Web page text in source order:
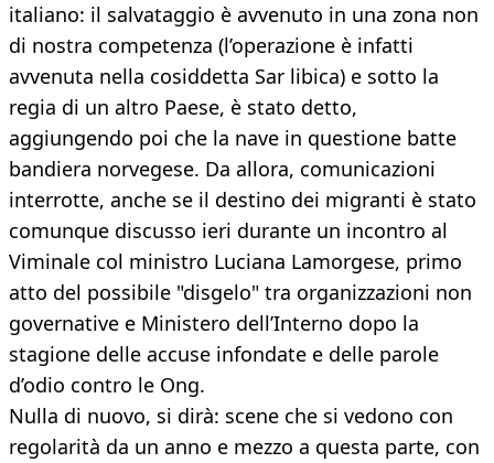
italiano: il salvataggio è avvenuto in una zona non
di nostra competenza (l’operazione è infatti
avvenuta nella cosiddetta Sar libica) e sotto la
regia di un altro Paese, è stato detto,
aggiungendo poi che la nave in questione batte
bandiera norvegese. Da allora, comunicazioni
interrotte, anche se il destino dei migranti è stato
comunque discusso ieri durante un incontro al
Viminale col ministro Luciana Lamorgese, primo
atto del possibile "disgelo" tra organizzazioni non
governative e Ministero dell’Interno dopo la
stagione delle accuse infondate e delle parole
d’odio contro le Ong.
Nulla di nuovo, si dirà: scene che si vedono con
regolarità da un anno e mezzo a questa parte, con